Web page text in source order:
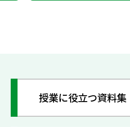
授業に役立つ資料集